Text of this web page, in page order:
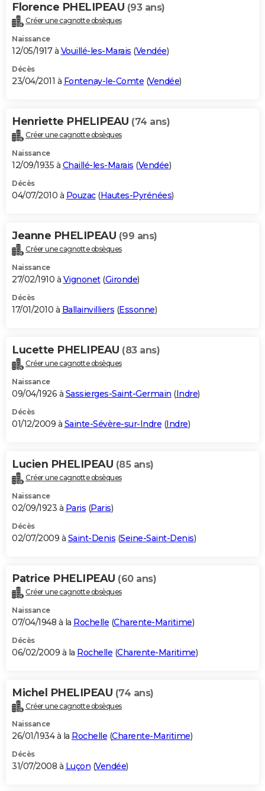
Florence PHELIPEAU (93 ans)
Créer une cagnotte obsèques
Naissance
12/05/1917 à Vouillé-les-Marais (Vendée)
Décès
23/04/2011 à Fontenay-le-Comte (Vendée)
Henriette PHELIPEAU (74 ans)
Créer une cagnotte obsèques
Naissance
12/09/1935 à Chaillé-les-Marais (Vendée)
Décès
04/07/2010 à Pouzac(Hautes-Pyrénées)
Jeanne PHELIPEAU (99 ans)
Créer une cagnotte obsèques
Naissance
27/02/1910 à Vignonet(Gironde)
Décès
17/01/2010 à Ballainvilliers (Essonne)
Lucette PHELIPEAU (83 ans)
Créer une cagnotte obsèques
Naissance
09/04/1926 à Sassierges-Saint-Germain (Indre)
Décès
01/12/2009 à Sainte-Sévère-sur-Indre (Indre)
Lucien PHELIPEAU (85 ans)
Créer une cagnotte obsèques
Naissance
02/09/1923 à Paris (Paris)
Décès
02/07/2009 à Saint-Denis (Seine-Saint-Denis)
Patrice PHELIPEAU (60 ans)
Créer une cagnotte obsèques
Naissance
07/04/1948 à la Rochelle (Charente-Maritime)
Décès
06/02/2009 à la Rochelle (Charente-Maritime)
Michel PHELIPEAU (74 ans)
Créer une cagnotte obsèques
Naissance
26/01/1934 à la Rochelle (Charente-Maritime)
Décès
31/07/2008 à Luçon (Vendée)